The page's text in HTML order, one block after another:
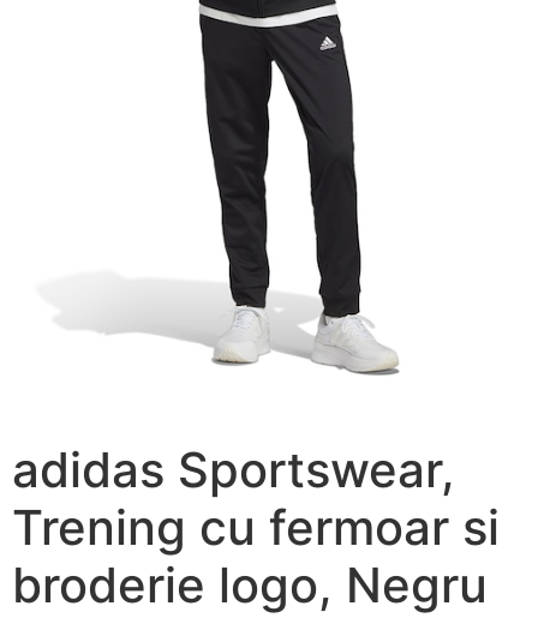
adidas Sportswear,
Trening cu fermoar si
broderie logo, Negru